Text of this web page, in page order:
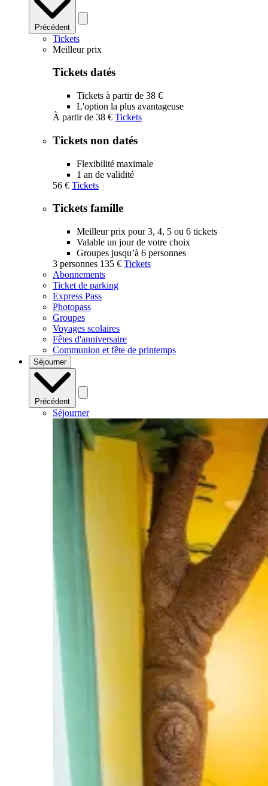
Précédent
Tickets
Meilleur prix
Tickets datés
Tickets à partir de 38 €
L'option la plus avantageuse
À partir de 38 € Tickets
Tickets non datés
Flexibilité maximale
1 an de validité
56 € Tickets
Tickets famille
Meilleur prix pour 3, 4, 5 ou 6 tickets
Valable un jour de votre choix
Groupes jusqu’à 6 personnes
3 personnes 135 € Tickets
Abonnements
Ticket de parking
Express Pass
Photopass
Groupes
Voyages scolaires
Fêtes d'anniversaire
Communion et fête de printemps
Séjourner
Précédent
Séjourner